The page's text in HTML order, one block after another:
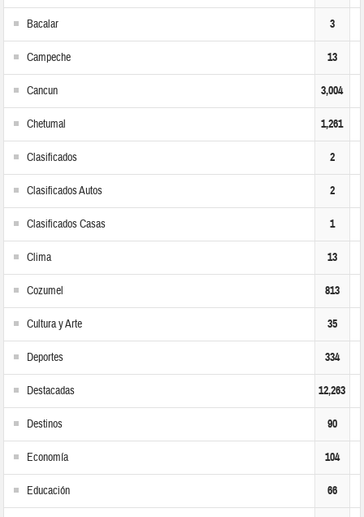
Bacalar 3
Campeche 13
Cancun 3,004
Chetumal 1,261
Clasificados 2
Clasificados Autos 2
Clasificados Casas 1
Clima 13
Cozumel 813
Cultura y Arte 35
Deportes 334
Destacadas 12,263
Destinos 90
Economía 104
Educación 66